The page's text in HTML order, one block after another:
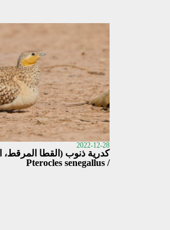
2022-12-28
كدرية ذنوب (القطا المرقط،
/ Pterocles senegallus